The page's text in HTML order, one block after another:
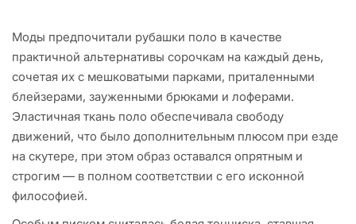
Моды предпочитали рубашки поло в качестве
практичной альтернативы сорочкам на каждый день,
сочетая их с мешковатыми парками, приталенными
блейзерами, зауженными брюками и лоферами.
Эластичная ткань поло обеспечивала свободу
движений, что было дополнительным плюсом при езде
на скутере, при этом образ оставался опрятным и
строгим — в полном соответствии с его исконной
философией.